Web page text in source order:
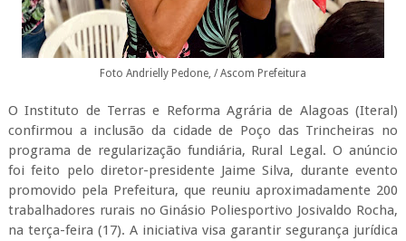
Foto Andrielly Pedone, / Ascom Prefeitura
O Instituto de Terras e Reforma Agrária de Alagoas (Iteral)
confirmou a inclusão da cidade de Poço das Trincheiras no
programa de regularização fundiária, Rural Legal. O anúncio
foi feito pelo diretor-presidente Jaime Silva, durante evento
promovido pela Prefeitura, que reuniu aproximadamente 200
trabalhadores rurais no Ginásio Poliesportivo Josivaldo Rocha,
na terça-feira (17). A iniciativa visa garantir segurança jurídica